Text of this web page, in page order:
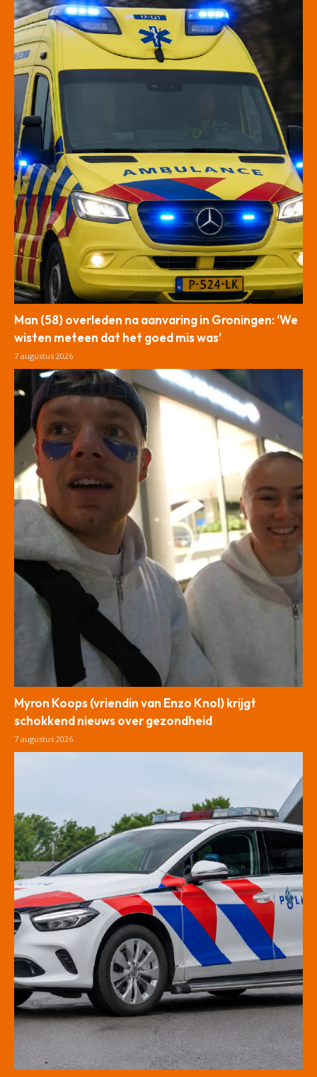
Man (58) overleden na aanvaring in Groningen: ‘We
wisten meteen dat het goed mis was’
7 augustus 2026
Myron Koops (vriendin van Enzo Knol) krijgt
schokkend nieuws over gezondheid
7 augustus 2026